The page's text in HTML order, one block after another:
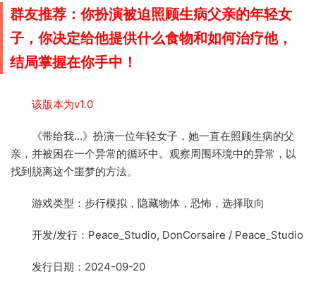
群友推荐：你扮演被迫照顾生病父亲的年轻女
子，你决定给他提供什么食物和如何治疗他，
结局掌握在你手中！
该版本为v1.0
《带给我…》扮演一位年轻女子，她一直在照顾生病的父
亲，并被困在一个异常的循环中。观察周围环境中的异常，以
找到脱离这个噩梦的方法。
游戏类型：步行模拟，隐藏物体，恐怖，选择取向
开发/发行：Peace_Studio, DonCorsaire / Peace_Studio
发行日期：2024-09-20